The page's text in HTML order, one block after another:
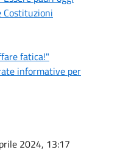
Costituzioni
fatica!"
informative per
2024, 13:17